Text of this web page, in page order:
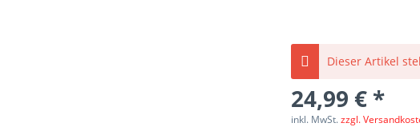
Dieser Artikel
24,99 € *
inkl. MwSt.zzgl.